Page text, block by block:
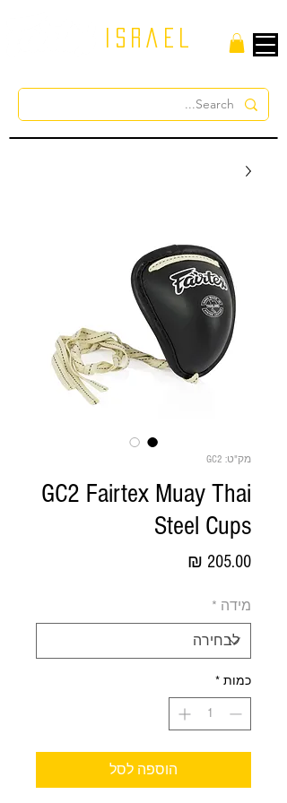
israel
מק"ט: GC2
GC2 Fairtex Muay Thai
Steel Cups
מידה *
כמות *
הוספה לסל